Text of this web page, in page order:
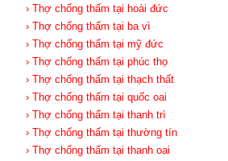
› Thợ chống thấm tại hoài đức
› Thợ chống thấm tại ba vì
› Thợ chống thấm tại mỹ đức
› Thợ chống thấm tại phúc thọ
› Thợ chống thấm tại thạch thất
› Thợ chống thấm tại quốc oai
› Thợ chống thấm tại thanh trì
› Thợ chống thấm tại thường tín
› Thợ chống thấm tại thanh oai